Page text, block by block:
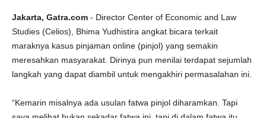
Jakarta, Gatra.com - Director Center of Economic and Law
Studies (Celios), Bhima Yudhistira angkat bicara terkait
maraknya kasus pinjaman online (pinjol) yang semakin
meresahkan masyarakat. Dirinya pun menilai terdapat sejumlah
langkah yang dapat diambil untuk mengakhiri permasalahan ini.
“Kemarin misalnya ada usulan fatwa pinjol diharamkan. Tapi